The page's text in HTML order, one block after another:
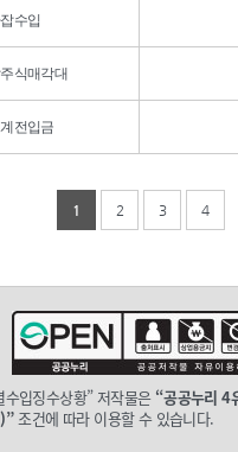
수입
식매각대
전입금
1 2 3 4
입징수상황” 저작물은 “공공누리 4
조건에 따라 이용할 수 있습니다.